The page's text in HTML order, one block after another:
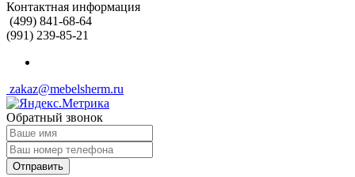
Контактная информация
(499) 841-68-64
(991) 239-85-21
zakaz@mebelsherm.ru
Обратный звонок
Отправить